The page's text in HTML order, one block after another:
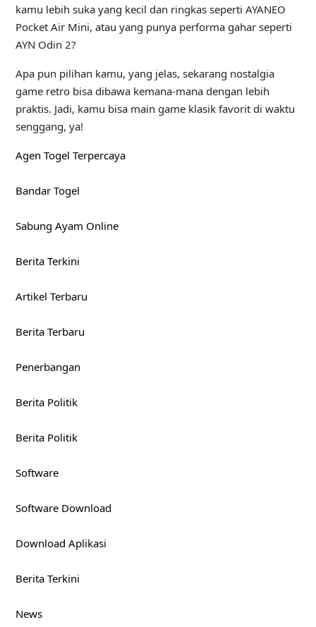
kamu lebih suka yang kecil dan ringkas seperti AYANEO
Pocket Air Mini, atau yang punya performa gahar seperti
AYN Odin 2?
Apa pun pilihan kamu, yang jelas, sekarang nostalgia
game retro bisa dibawa kemana‑mana dengan lebih
praktis. Jadi, kamu bisa main game klasik favorit di waktu
senggang, ya!
Agen Togel Terpercaya
Bandar Togel
Sabung Ayam Online
Berita Terkini
Artikel Terbaru
Berita Terbaru
Penerbangan
Berita Politik
Berita Politik
Software
Software Download
Download Aplikasi
Berita Terkini
News